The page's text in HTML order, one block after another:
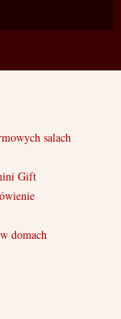
salach
Gift
domach